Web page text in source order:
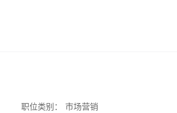
职位类别：
市场营销